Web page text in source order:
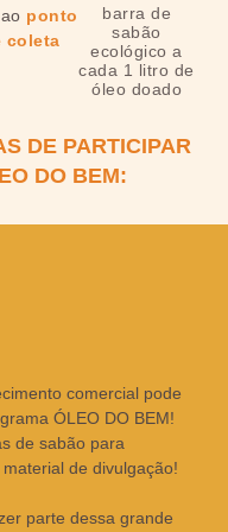
ponto
coleta
barra de
sabão
ecológico a
cada 1 litro de
óleo doado
DE PARTICIPAR
DO BEM:
comercial pode
ÓLEO DO BEM!
de sabão para
de divulgação!
parte dessa grande